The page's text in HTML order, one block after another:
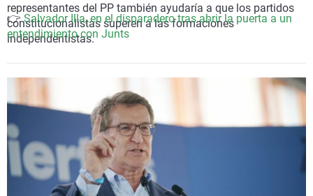
representantes del PP también ayudaría a que los partidos
constitucionalistas superen a las formaciones
independentistas.
👉Salvador Illa, en el disparadero tras abrir la puerta a un
entendimiento con Junts